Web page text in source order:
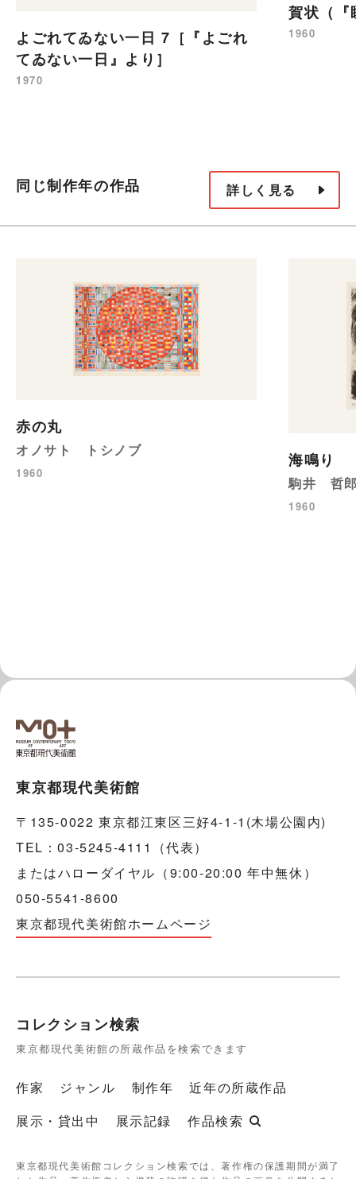
よごれてゐない一日 7［『よごれ
てゐない一日』より］
1970
賀状（『
1960
同じ制作年の作品 詳しく見る
赤の丸
オノサト トシノブ
1960
海鳴り
駒井 哲
1960
東京都現代美術館
〒135-0022 東京都江東区三好4-1-1(木場公園内)
TEL：03-5245-4111（代表）
またはハローダイヤル（9:00-20:00 年中無休）
050-5541-8600
東京都現代美術館ホームページ
コレクション検索
東京都現代美術館の所蔵作品を検索できます
作家 ジャンル 制作年
近年の所蔵作品
展示・貸出中
展示記録 作品検索
東京都現代美術館コレクション検索では、著作権の保護期間が満了